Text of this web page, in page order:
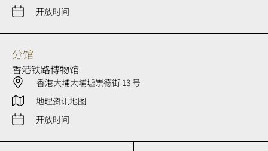
开放时间
分馆
香港铁路博物馆
香港大埔大埔墟崇德街 13 号
地理资讯地图
开放时间